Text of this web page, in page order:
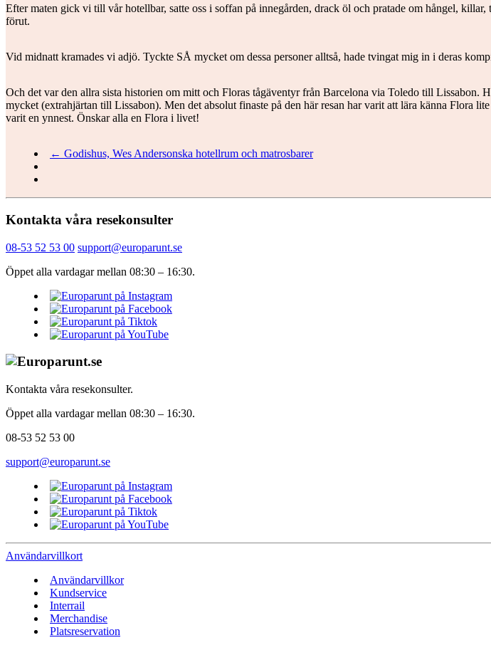
Efter maten gick vi till vår hotellbar, satte oss i soffan på innegården, drack öl och pratade om hångel,
förut.
Vid midnatt kramades vi adjö. Tyckte SÅ mycket om dessa personer alltså, hade tvingat mig in i deras
Och det var den allra sista historien om mitt och Floras tågäventyr från Barcelona via Toledo till
mycket (extrahjärtan till Lissabon). Men det absolut finaste på den här resan har varit att lära känna Flora
varit en ynnest. Önskar alla en Flora i livet!
← Godishus, Wes Andersonska hotellrum och matrosbarer
Kontakta våra resekonsulter
08-53 52 53 00 support@europarunt.se
Öppet alla vardagar mellan 08:30 – 16:30.
Kontakta våra resekonsulter.
Öppet alla vardagar mellan 08:30 – 16:30.
08-53 52 53 00
support@europarunt.se
Användarvillkort
Användarvillkor
Kundservice
Interrail
Merchandise
Platsreservation